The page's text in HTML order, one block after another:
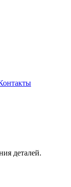
деталей.